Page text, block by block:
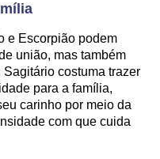
e Escorpião podem
união, mas também
costuma trazer
para a família,
carinho por meio da
com que cuida